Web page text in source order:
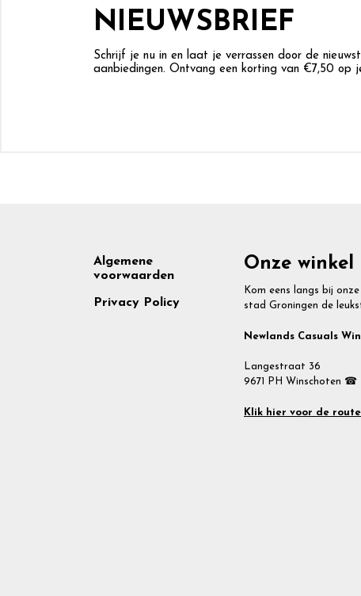
NIEUWSBRIEF
Schrijf je nu in en laat je verrassen door de
aanbiedingen. Ontvang een korting van €7,50 op
Footer
Algemene
voorwaarden
Privacy Policy
Onze winkel
Kom eens langs bij
stad Groningen de
Newlands Casuals
Langestraat 36
9671 PH Winschoten ☎
Klik hier voor de